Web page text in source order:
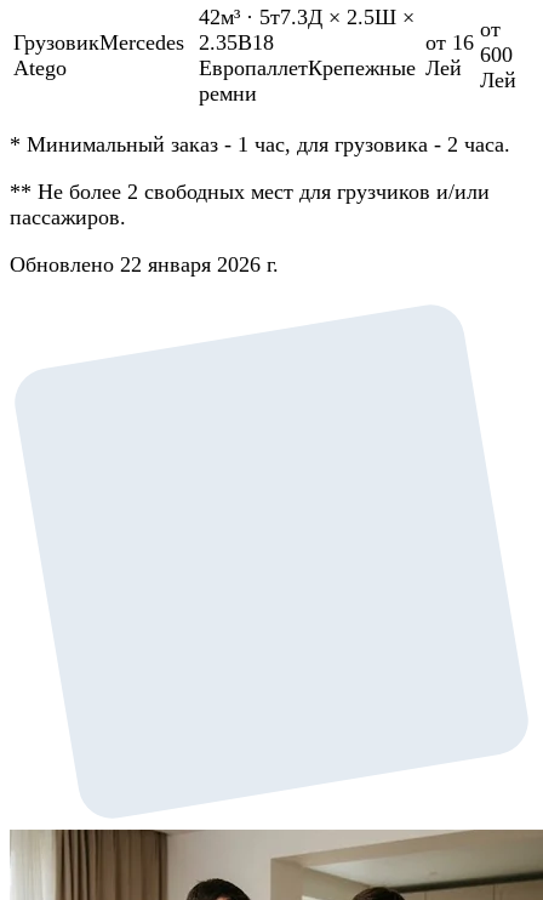
ГрузовикMercedes
Atego
42м³ · 5т7.3Д × 2.5Ш ×
2.35В18
ЕвропаллетКрепежные
ремни
от 16
Лей
от
600
Лей
* Минимальный заказ - 1 час, для грузовика - 2 часа.
** Не более 2 свободных мест для грузчиков и/или
пассажиров.
Обновлено 22 января 2026 г.